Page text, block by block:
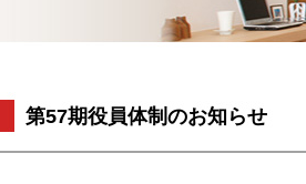
第57期役員体制のお知らせ